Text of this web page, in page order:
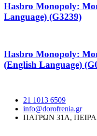
Hasbro Monopoly:
Language) (G3239)
Hasbro Monopoly:
(English Language)
21 1013 6509
info@dorofrenia.gr
ΠΑΤΡΩΝ 31Α,